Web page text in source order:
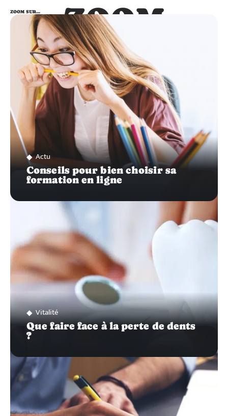
ZOOM
SUR…
ZOOM SUR…
Actu
Conseils pour bien choisir sa
formation en ligne
Vitalité
Que faire face à la perte de dents
?